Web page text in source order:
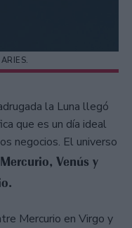
la Luna llegó
que es un día ideal
negocios. El universo
Venús y
Mercurio en Virgo y